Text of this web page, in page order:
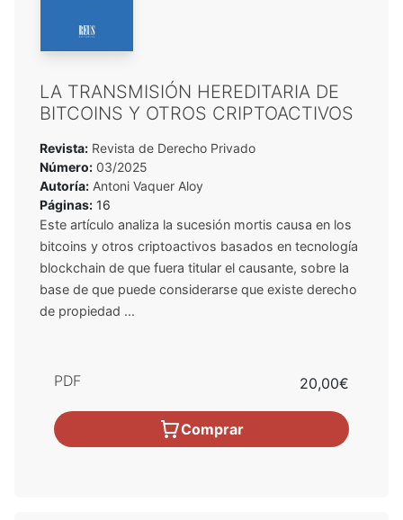
LA TRANSMISIÓN HEREDITARIA DE
BITCOINS Y OTROS CRIPTOACTIVOS
Revista: Revista de Derecho Privado
Número: 03/2025
Autoría: Antoni Vaquer Aloy
Páginas: 16
Este artículo analiza la sucesión mortis causa en los
bitcoins y otros criptoactivos basados en tecnología
blockchain de que fuera titular el causante, sobre la
base de que puede considerarse que existe derecho
de propiedad ...
PDF 20,00€
Comprar